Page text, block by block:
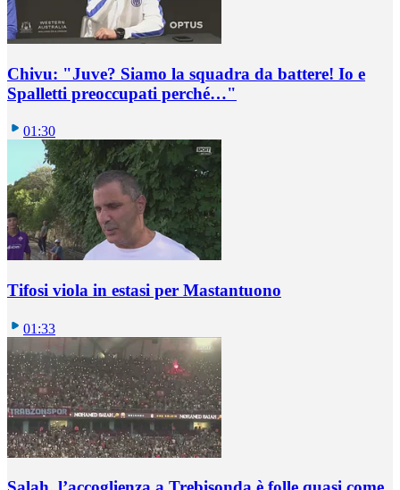
Chivu: "Juve? Siamo la squadra da battere! Io e
Spalletti preoccupati perché…"
01:30
Tifosi viola in estasi per Mastantuono
01:33